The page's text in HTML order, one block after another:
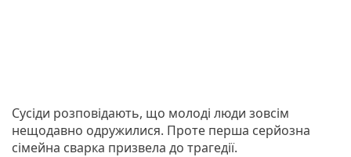
Сусіди розповідають, що молоді люди зовсім
нещодавно одружилися. Проте перша серйозна
сімейна сварка призвела до трагедії.